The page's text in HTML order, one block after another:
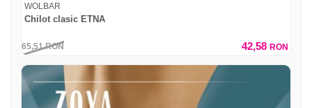
WOLBAR
Chilot clasic ETNA
65,51RON 42,58 RON